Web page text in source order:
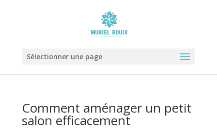
Sélectionner une page
Comment aménager un petit
salon efficacement